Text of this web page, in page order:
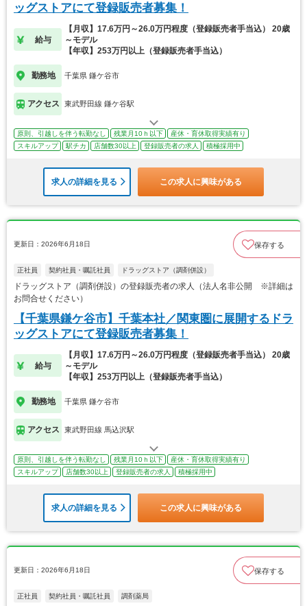
ッグストアにて登録販売者募集！
給与
【月収】17.6万円～26.0万円程度（登録販売者手当込） 20歳
～モデル
【年収】253万円以上（登録販売者手当込）
勤務地 千葉県 鎌ケ谷市
アクセス 東武野田線 鎌ケ谷駅
原則、引越しを伴う転勤なし 残業月10ｈ以下
産休・育休取得実績有り
スキルアップ
駅チカ 店舗数30以上 登録販売者の求人 積極採用中
求人の詳細を見る この求人に興味がある
更新日：2026年6月18日 保存する
正社員 契約社員・嘱託社員 ドラッグストア（調剤併設）
ドラッグストア（調剤併設）の登録販売者の求人（法人名非公開 ※詳細は
お問合せください）
【千葉県鎌ケ谷市】千葉本社／関東圏に展開するドラ
ッグストアにて登録販売者募集！
給与
【月収】17.6万円～26.0万円程度（登録販売者手当込） 20歳
～モデル
【年収】253万円以上（登録販売者手当込）
勤務地 千葉県 鎌ケ谷市
アクセス 東武野田線 馬込沢駅
原則、引越しを伴う転勤なし 残業月10ｈ以下
産休・育休取得実績有り
スキルアップ
店舗数30以上 登録販売者の求人 積極採用中
求人の詳細を見る この求人に興味がある
更新日：2026年6月18日 保存する
正社員 契約社員・嘱託社員 調剤薬局